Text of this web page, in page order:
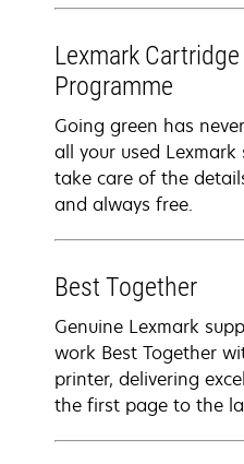
Lexmark
Programme
Going green has
all your used
take care of the
and always free.
Best Together
Genuine Lexmark
work Best Together
printer, delivering
the first page to the